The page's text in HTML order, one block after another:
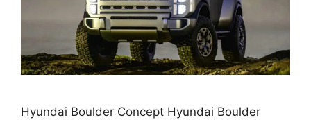
Hyundai Boulder Concept Hyundai Boulder